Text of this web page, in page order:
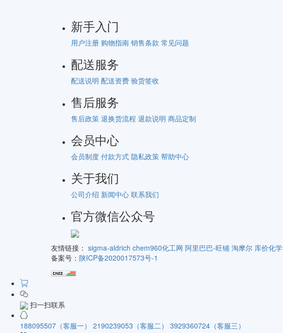
新手入门
用户注册 购物指南 销售条款 常见问题
配送服务
配送说明 配送资费 验货签收
售后服务
售后政策 退换货流程 退款说明 商品定制
会员中心
会员制度 付款方式 隐私政策 帮助中心
关于我们
公司介绍 新闻中心 联系我们
官方微信公众号
友情链接： sigma-aldrich chem960化工网 阿里巴巴-旺铺 淘摩尔 库价化学
备案号： 陕ICP备2020017573号-1
扫一扫联系
188095507（客服一） 2190239053（客服二） 3929360724（客服三）